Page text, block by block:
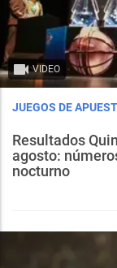
VIDEO
JUEGOS DE
Resultados
agosto:
nocturno